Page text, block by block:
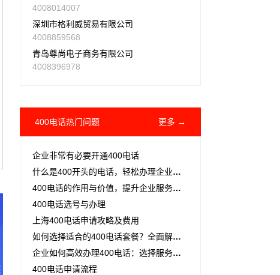
4008014007
深圳市格利威贸易有限公司
4008859568
青岛尊尚电子商务有限公司
4008396978
400电话热门问题 更多 →
企业非常有必要开通400电话
什么是400开头的电话，轻松办理企业热点
400电话的作用与价值，提升企业服务品质的关键
400电话选号与办理
上海400电话申请攻略及费用
如何选择适合的400电话套餐？全面解析与实用建议
企业如何高效办理400电话：选择服务商与号码套餐的详细指南
400电话申请流程